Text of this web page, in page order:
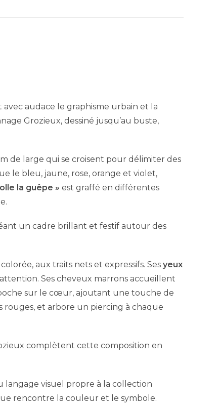
avec audace le graphisme urbain et la
Grozieux, dessiné jusqu’au buste,
de large qui se croisent pour délimiter des
le bleu, jaune, rose, orange et violet,
la guêpe » est graffé en différentes
un cadre brillant et festif autour des
aux traits nets et expressifs. Ses yeux
Ses cheveux marrons accueillent
sur le cœur, ajoutant une touche de
et arbore un piercing à chaque
complètent cette composition en
langage visuel propre à la collection
rencontre la couleur et le symbole.